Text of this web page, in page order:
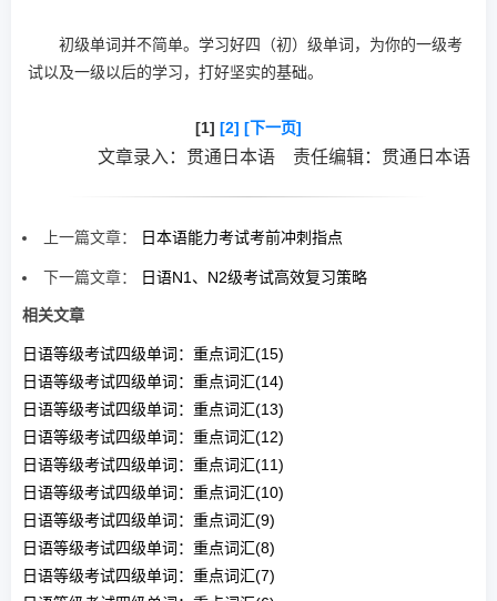
初级单词并不简单。学习好四（初）级单词，为你的一级考
试以及一级以后的学习，打好坚实的基础。
[1] [2] [下一页]
文章录入：贯通日本语 责任编辑：贯通日本语
上一篇文章： 日本语能力考试考前冲刺指点
下一篇文章： 日语N1、N2级考试高效复习策略
相关文章
日语等级考试四级单词：重点词汇(15)
日语等级考试四级单词：重点词汇(14)
日语等级考试四级单词：重点词汇(13)
日语等级考试四级单词：重点词汇(12)
日语等级考试四级单词：重点词汇(11)
日语等级考试四级单词：重点词汇(10)
日语等级考试四级单词：重点词汇(9)
日语等级考试四级单词：重点词汇(8)
日语等级考试四级单词：重点词汇(7)